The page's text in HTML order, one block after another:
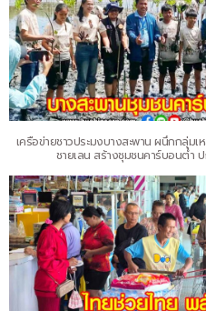
เครือข่ายชาวประมงบางสะพาน ผนึกกลุ่ม
ชายเลน สร้างชุมชนคาร์บอนต่ำ